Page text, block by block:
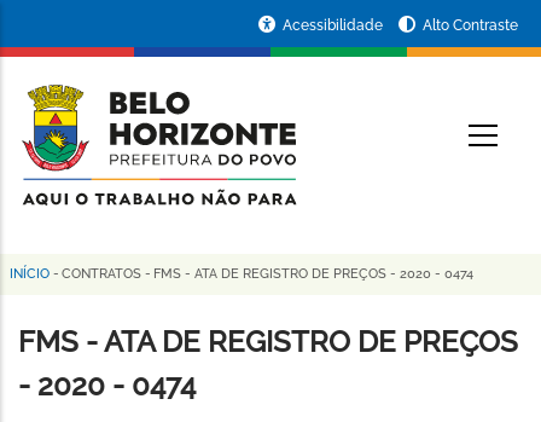
conteúdo
principal
da
Prefeitura
de
Horizonte
Acessibilidade Alto Contraste
Trilha
de
navegação
INÍCIO - CONTRATOS - FMS - ATA DE REGISTRO DE PREÇOS - 2020 - 0474
FMS - ATA DE REGISTRO DE PREÇOS
- 2020 - 0474